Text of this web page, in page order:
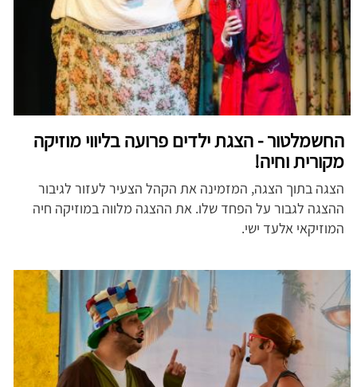
החשמלטור - הצגת ילדים פרועה בליווי מוזיקה
מקורית וחיה!
הצגה בתוך הצגה, המזמינה את הקהל הצעיר לעזור לגיבור
ההצגה לגבור על הפחד שלו. את ההצגה מלווה במוזיקה חיה
המוזיקאי אלעד ישי.